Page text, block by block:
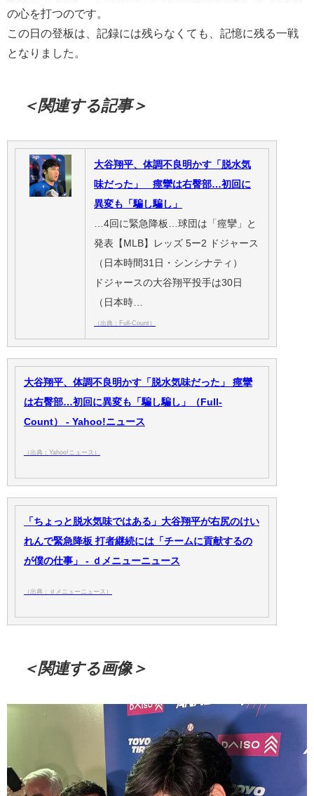
の心を打つのです。
この日の登板は、記録には残らなくても、記憶に残る一戦
となりました。
＜関連する記事＞
大谷翔平、体調不良明かす「脱水気
味だった」 痙攣は右臀部…初回に
異変も「騙し騙し」
…4回に緊急降板…球団は「痙攣」と
発表【MLB】レッズ 5ー2 ドジャース
（日本時間31日・シンシナティ）
ドジャースの大谷翔平投手は30日
（日本時…
（出典：Full-Count）
大谷翔平、体調不良明かす「脱水気味だった」 痙攣
は右臀部…初回に異変も「騙し騙し」（Full-
Count） - Yahoo!ニュース
（出典：Yahoo!ニュース）
「ちょっと脱水気味ではある」大谷翔平が右尻のけい
れんで緊急降板 打者継続には「チームに貢献するの
が僕の仕事」 - ｄメニューニュース
（出典：ｄメニューニュース）
＜関連する画像＞